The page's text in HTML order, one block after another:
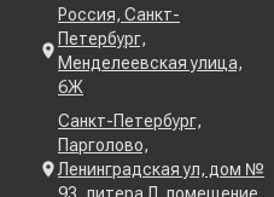
Россия, Санкт-
Петербург,
Менделеевская улица,
6Ж
Санкт-Петербург,
Парголово,
Ленинградская ул, дом №